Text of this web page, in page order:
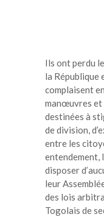
Ils ont perdu
la République
complaisent
manœuvres
destinées à
de division,
entre les
entendement,
disposer
leur
des lois
Togolais de